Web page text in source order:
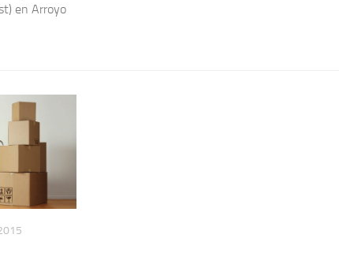
en Arroyo